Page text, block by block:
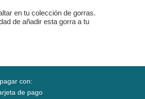
en tu colección de gorras.
de añadir esta gorra a tu
con:
de pago